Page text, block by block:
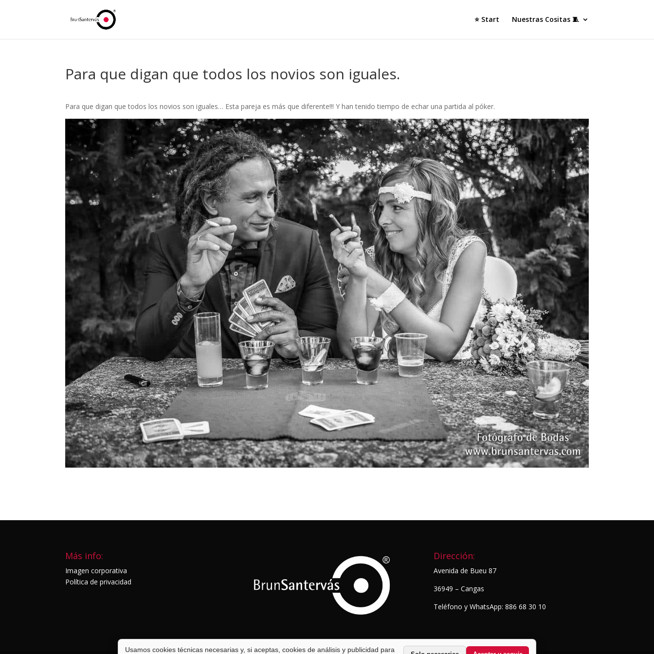
⭐ Start Nuestras Cositas 🧵
Para que digan que todos los novios son iguales.
Para que digan que todos los novios son iguales… Esta pareja es más que diferente!!! Y han tenido tiempo de echar una partida al póker.
Más info:
Imagen corporativa
Política de privacidad
Dirección:
Avenida de Bueu 87
36949 – Cangas
Teléfono y WhatsApp: 886 68 30 10
Usamos cookies técnicas necesarias y, si aceptas, cookies de análisis y publicidad para